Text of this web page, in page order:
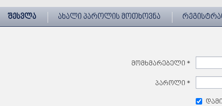
შესვლა ახალი პაროლის მოთხოვნა
მომხმარებელი *
პაროლი *